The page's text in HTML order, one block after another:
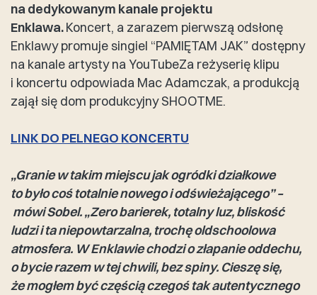
na dedykowanym kanale projektu
Enklawa.Koncert, a zarazem pierwszą odsłonę
Enklawy promuje singiel “PAMIĘTAM JAK” dostępny
na kanale artysty na YouTubeZa reżyserię klipu
i koncertu odpowiada Mac Adamczak, a produkcją
zajął się dom produkcyjny SHOOTME.
LINK DO PELNEGO KONCERTU
„Granie w takim miejscu jak ogródki działkowe
to było coś totalnie nowego i odświeżającego” –
mówi Sobel. „Zero barierek, totalny luz, bliskość
ludzi i ta niepowtarzalna, trochę oldschoolowa
atmosfera. W Enklawie chodzi o złapanie oddechu,
o bycie razem w tej chwili, bez spiny. Cieszę się,
że mogłem być częścią czegoś tak autentycznego